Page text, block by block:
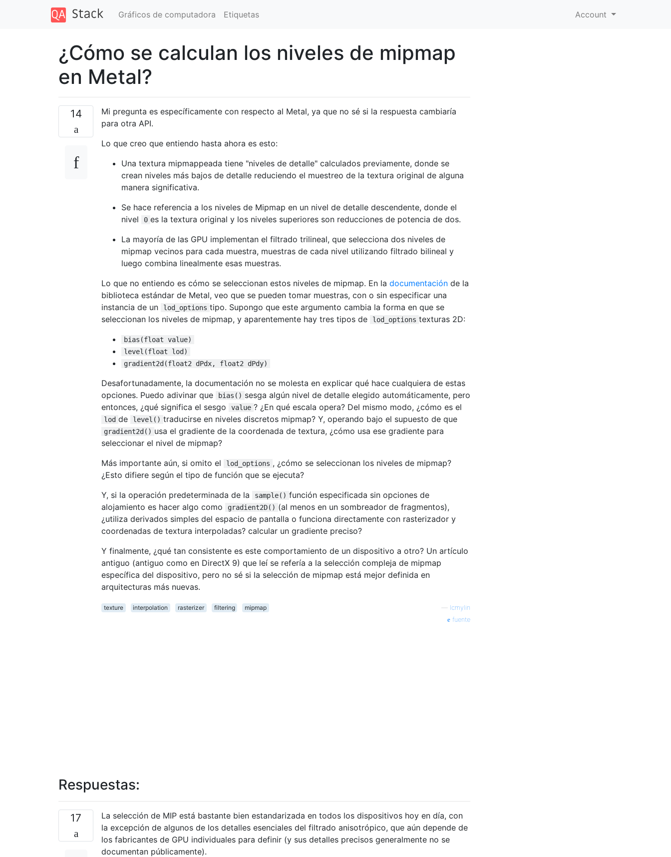
Gráficos de computadora Etiquetas Account
¿Cómo se calculan los niveles de mipmap
en Metal?
14
Mi pregunta es específicamente con respecto al Metal, ya que no sé si la respuesta cambiaría
para otra API.
Lo que creo que entiendo hasta ahora es esto:
Una textura mipmappeada tiene "niveles de detalle" calculados previamente, donde se
crean niveles más bajos de detalle reduciendo el muestreo de la textura original de alguna
manera significativa.
Se hace referencia a los niveles de Mipmap en un nivel de detalle descendente, donde el
nivel
0 es la textura original y los niveles superiores son reducciones de potencia de dos.
La mayoría de las GPU implementan el filtrado trilineal, que selecciona dos niveles de
mipmap vecinos para cada muestra, muestras de cada nivel utilizando filtrado bilineal y
luego combina linealmente esas muestras.
Lo que no entiendo es cómo se seleccionan estos niveles de mipmap. En la documentación de la
biblioteca estándar de Metal, veo que se pueden tomar muestras, con o sin especificar una
instancia de un
lod_options tipo. Supongo que este argumento cambia la forma en que se
seleccionan los niveles de mipmap, y aparentemente hay tres tipos de
lod_options texturas 2D:
bias(float value)
level(float lod)
gradient2d(float2 dPdx, float2 dPdy)
Desafortunadamente, la documentación no se molesta en explicar qué hace cualquiera de estas
opciones. Puedo adivinar que
bias() sesga algún nivel de detalle elegido automáticamente, pero
entonces, ¿qué significa el sesgo
value ? ¿En qué escala opera? Del mismo modo, ¿cómo es el
lod de level() traducirse en niveles discretos mipmap? Y, operando bajo el supuesto de que
gradient2d() usa el gradiente de la coordenada de textura, ¿cómo usa ese gradiente para
seleccionar el nivel de mipmap?
Más importante aún, si omito el
lod_options , ¿cómo se seleccionan los niveles de mipmap?
¿Esto difiere según el tipo de función que se ejecuta?
Y, si la operación predeterminada de la
sample() función especificada sin opciones de
alojamiento es hacer algo como
gradient2D() (al menos en un sombreador de fragmentos),
¿utiliza derivados simples del espacio de pantalla o funciona directamente con rasterizador y
coordenadas de textura interpoladas? calcular un gradiente preciso?
Y finalmente, ¿qué tan consistente es este comportamiento de un dispositivo a otro? Un artículo
antiguo (antiguo como en DirectX 9) que leí se refería a la selección compleja de mipmap
específica del dispositivo, pero no sé si la selección de mipmap está mejor definida en
arquitecturas más nuevas.
texture interpolation rasterizer filtering mipmap
lcmylin
fuente
Respuestas:
17
La selección de MIP está bastante bien estandarizada en todos los dispositivos hoy en día, con
la excepción de algunos de los detalles esenciales del filtrado anisotrópico, que aún depende de
los fabricantes de GPU individuales para definir (y sus detalles precisos generalmente no se
documentan públicamente).